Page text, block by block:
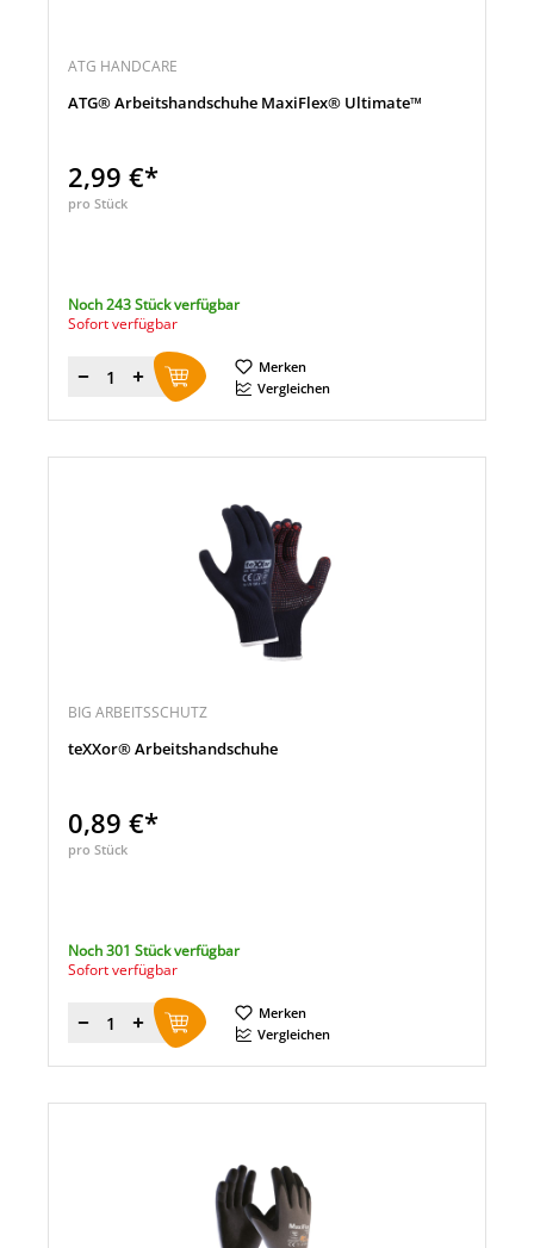
ATG HANDCARE
ATG® Arbeitshandschuhe MaxiFlex® Ultimate™
2,99 €*
pro Stück
Noch 243 Stück verfügbar
Sofort verfügbar
Menge
Merken
Vergleichen
BIG ARBEITSSCHUTZ
teXXor® Arbeitshandschuhe
0,89 €*
pro Stück
Noch 301 Stück verfügbar
Sofort verfügbar
Menge
Merken
Vergleichen